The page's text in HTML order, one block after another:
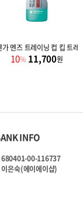
이닝 (3단계 1+1)
가 멘즈 트레이닝 컵 킵 트
10% 11,700원
INFO
680401-00-116737
이은숙(에이에이샵)